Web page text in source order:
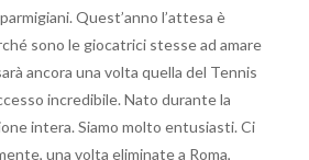
Quest’anno l’attesa è
sono le giocatrici stesse ad amare
ancora una volta quella del Tennis
incredibile. Nato durante la
intera. Siamo molto entusiasti. Ci
una volta eliminate a Roma,